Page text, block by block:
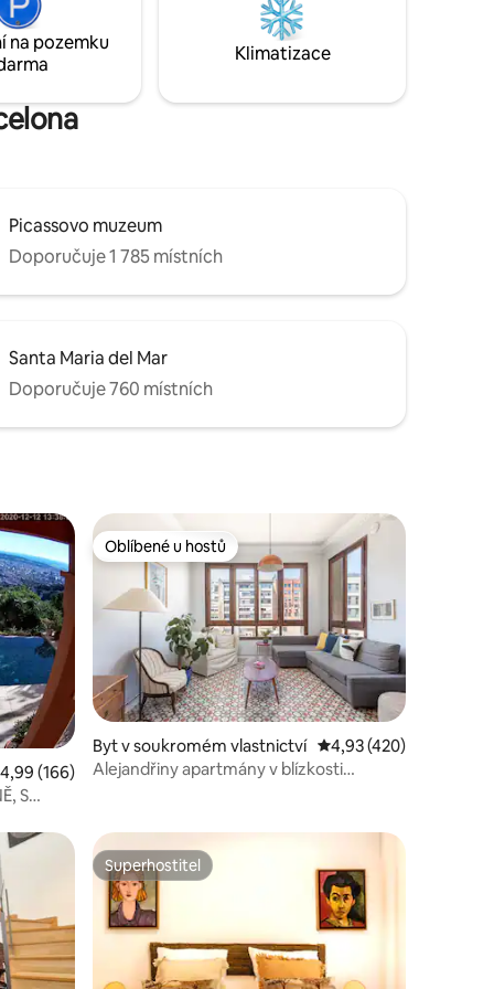
v útulném obývacím prostoru.
S pozdravem tvůj hostitel msinno
na pozemku
Klimatizace
Picassovo muzeum
Doporučuje 1 785 místních
Santa Maria del Mar
Doporučuje 760 místních
hodnocení 4,99 z 5, 166 hodnocení
4,99 (166)
S
Oblíbené u hostů
Oblíbené u hostů
Byt v soukromém vlastnictví Průměrné hodnocení
4,93 (420)
Alejandřiny apartmány v blízkosti
Superhostitel
Superhostitel